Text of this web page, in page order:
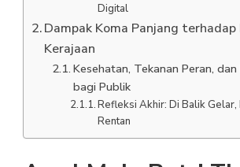
Digital
Dampak Koma Panjang terhadap
Kerajaan
Kesehatan, Tekanan Peran, dan
bagi Publik
Refleksi Akhir: Di Balik Gelar,
Rentan